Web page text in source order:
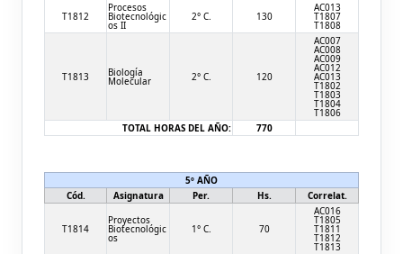
T1812
Procesos
Biotecnológic
os II
2° C. 130
AC013
T1807
T1808
T1813 Biología
Molecular 2° C. 120
AC007
AC008
AC009
AC012
AC013
T1802
T1803
T1804
T1806
TOTAL HORAS DEL AÑO:
770
5º AÑO
Cód.
Asignatura Per. Hs. Correlat.
T1814
Proyectos
Biotecnológic
os
1° C. 70
AC016
T1805
T1811
T1812
T1813